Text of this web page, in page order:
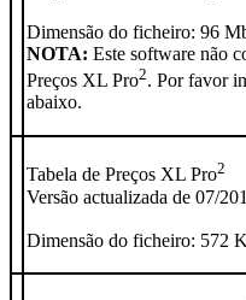
Dimensão do ficheiro: 96
NOTA: Este software não
Preços XL Pro2. Por favor
abaixo.
Tabela de Preços XL Pro2
Versão actualizada de 07/
Dimensão do ficheiro: 572